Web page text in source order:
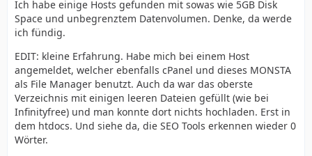
Ich habe einige Hosts gefunden mit sowas wie 5GB Disk
Space und unbegrenztem Datenvolumen. Denke, da werde
ich fündig.
EDIT: kleine Erfahrung. Habe mich bei einem Host
angemeldet, welcher ebenfalls cPanel und dieses MONSTA
als File Manager benutzt. Auch da war das oberste
Verzeichnis mit einigen leeren Dateien gefüllt (wie bei
Infinityfree) und man konnte dort nichts hochladen. Erst in
dem htdocs. Und siehe da, die SEO Tools erkennen wieder 0
Wörter.